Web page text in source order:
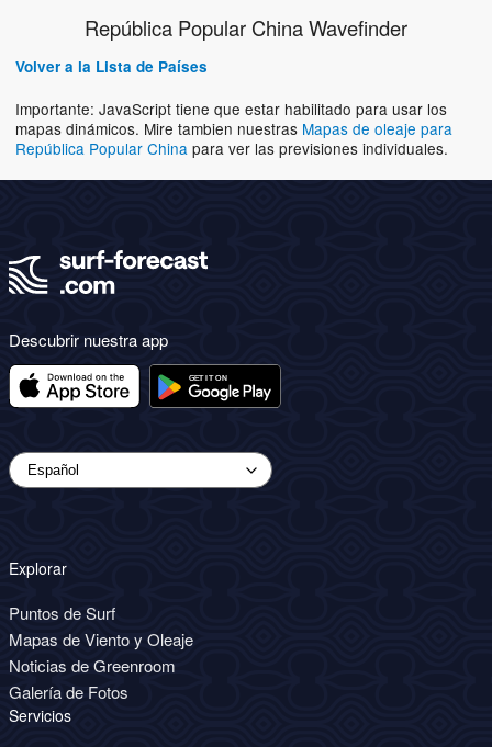
República Popular China Wavefinder
Volver a la Lista de Países
Importante: JavaScript tiene que estar habilitado para usar los
mapas dinámicos. Mire tambien nuestras Mapas de oleaje para
República Popular China para ver las previsiones individuales.
Descubrir nuestra app
Explorar
Puntos de Surf
Mapas de Viento y Oleaje
Noticias de Greenroom
Galería de Fotos
Servicios